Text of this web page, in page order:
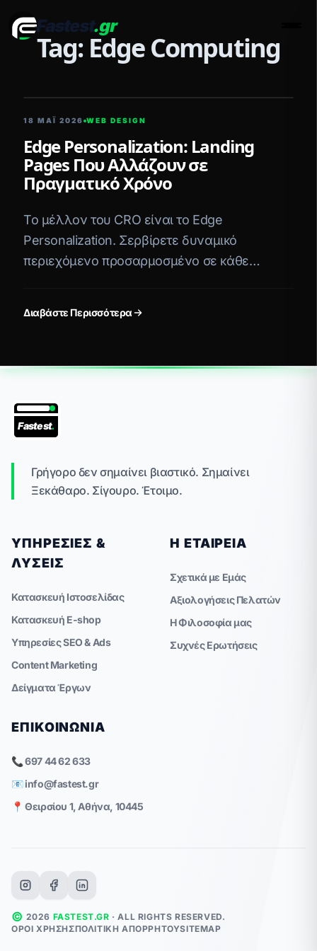
Fastest.gr
Tag: Edge Computing
18 ΜΑΪ́ 2026 WEB DESIGN
Edge Personalization: Landing
Pages Που Αλλάζουν σε
Πραγματικό Χρόνο
Το μέλλον του CRO είναι το Edge
Personalization. Σερβίρετε δυναμικό
περιεχόμενο προσαρμοσμένο σε κάθε
Διαβάστε Περισσότερα
Fastest.
Γρήγορο δεν σημαίνει βιαστικό. Σημαίνει
Ξεκάθαρο. Σίγουρο. Έτοιμο.
ΥΠΗΡΕΣΊΕΣ &
ΛΎΣΕΙΣ
Κατασκευή Ιστοσελίδας
Κατασκευή E-shop
Υπηρεσίες SEO & Ads
Content Marketing
Δείγματα Έργων
Η ΕΤΑΙΡΕΊΑ
Σχετικά με Εμάς
Αξιολογήσεις Πελατών
Η Φιλοσοφία μας
Συχνές Ερωτήσεις
ΕΠΙΚΟΙΝΩΝΊΑ
📞 697 44 62 633
📧info@fastest.gr
📍 Θειρσίου 1, Αθήνα, 10445
© 2026 FASTEST.GR · ALL RIGHTS RESERVED.
ΌΡΟΙ ΧΡΉΣΗΣΠΟΛΙΤΙΚΉ ΑΠΟΡΡΉΤΟΥSITEMAP